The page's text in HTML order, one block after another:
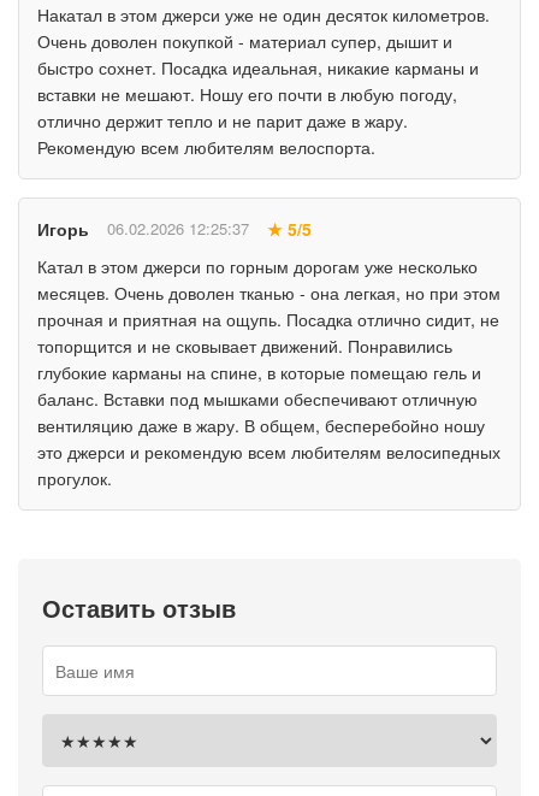
Накатал в этом джерси уже не один десяток километров.
Очень доволен покупкой - материал супер, дышит и
быстро сохнет. Посадка идеальная, никакие карманы и
вставки не мешают. Ношу его почти в любую погоду,
отлично держит тепло и не парит даже в жару.
Рекомендую всем любителям велоспорта.
Игорь 06.02.2026 12:25:37
★ 5/5
Катал в этом джерси по горным дорогам уже несколько
месяцев. Очень доволен тканью - она легкая, но при этом
прочная и приятная на ощупь. Посадка отлично сидит, не
топорщится и не сковывает движений. Понравились
глубокие карманы на спине, в которые помещаю гель и
баланс. Вставки под мышками обеспечивают отличную
вентиляцию даже в жару. В общем, бесперебойно ношу
это джерси и рекомендую всем любителям велосипедных
прогулок.
Оставить отзыв